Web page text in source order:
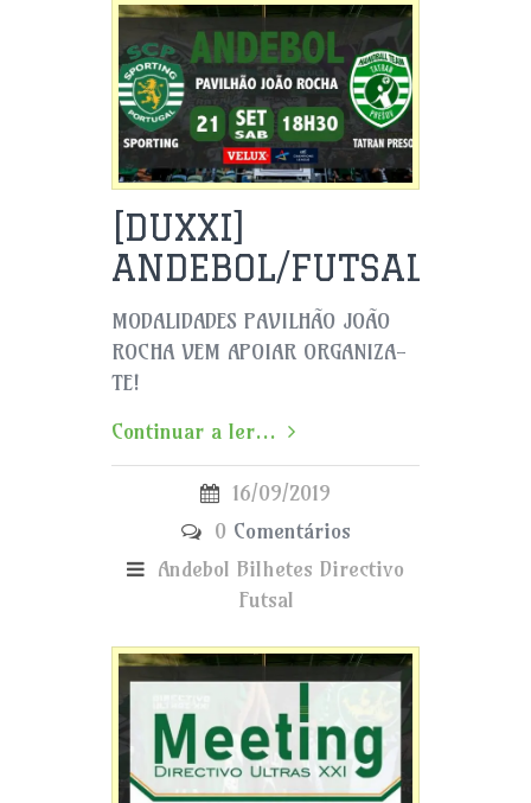
[DUXXI]
ANDEBOL/FUTSAL
MODALIDADES PAVILHÃO JOÃO
ROCHA VEM APOIAR ORGANIZA-
TE!
Continuar a ler...
16/09/2019
0 Comentários
Andebol Bilhetes Directivo
Futsal